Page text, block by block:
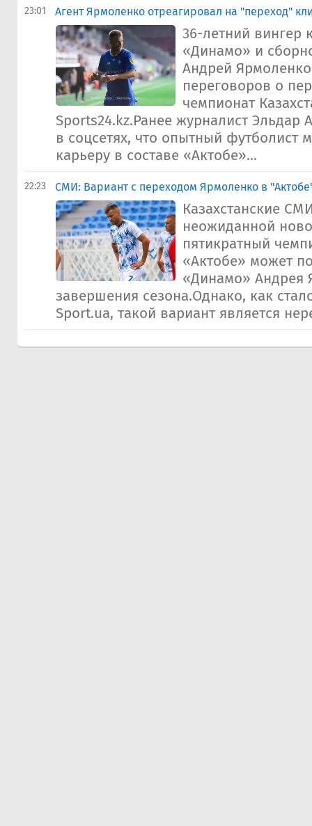
23:01 Агент Ярмоленко отреагировал на "переход"
36-летний вингер
«Динамо» и
Андрей
переговоров о
чемпионат
Sports24.kz.Ранее журналист
в соцсетях, что опытный футболист
карьеру в составе «Актобе»...
22:23 СМИ: Вариант с переходом Ярмоленко в
Казахстанские
неожиданной
пятикратный
«Актобе» может
«Динамо» Андрея
завершения сезона.Однако, как
Sport.ua, такой вариант является